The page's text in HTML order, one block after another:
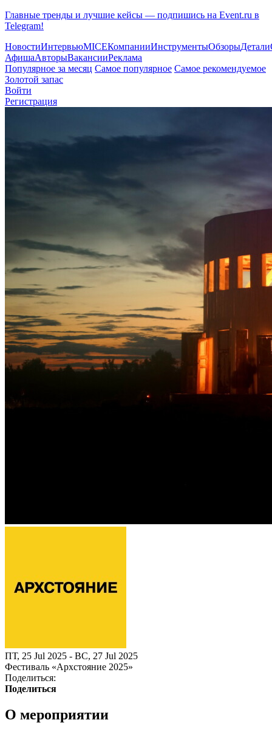
Главные тренды и лучшие кейсы — подпишись на Event.ru в
Telegram!
НовостиИнтервьюMICEКомпанииИнструментыОбзорыДетали
АфишаАвторыВакансииРеклама
Популярное за месяц Самое популярное Самое рекомендуемое
Золотой запас
Войти
Регистрация
ПТ, 25 Jul 2025 - ВС, 27 Jul 2025
Фестиваль «Архстояние 2025»
Поделиться:
Поделиться
О мероприятии